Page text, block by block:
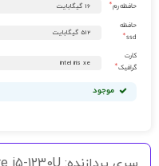
حافظه رم
حافظه
ssd
کارت
گرافیک
موجود